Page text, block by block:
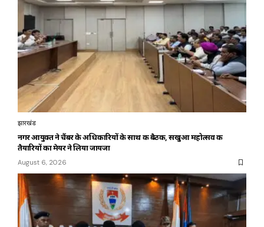
झारखंड
नगर आयुक्त ने चैंबर के अधिकारियों के साथ की बैठक, सखुआ महोत्सव की
तैयारियों का मेयर ने लिया जायजा
August 6, 2026